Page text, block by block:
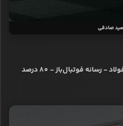
صادقی
فوتبال‌باز - 80 درصد